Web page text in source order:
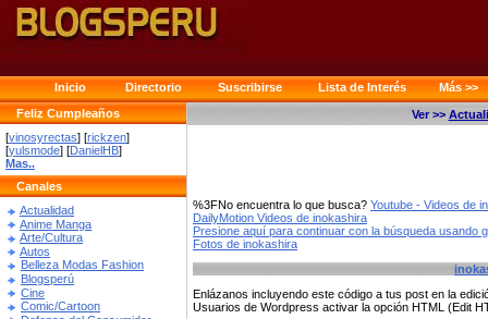
Inicio Directorio Suscribirse Lista de Interés
Más >>
Feliz Cumpleaños
[vinosyrectas] [rickzen]
[yulsmode] [DanielHB]
Mas..
Canales
Actualidad
Anime Manga
Arte/Cultura
Autos
Belleza Modas Fashion
Blogsperú
Cine
Comic/Cartoon
Ver >>
%3FNo encuentra lo que busca? Youtube - Videos de
DailyMotion Videos de inokashira
Presione aquí para continuar con la búsqueda usando
Fotos de inokashira
Enlázanos incluyendo este código a tus post en la
Usuarios de Wordpress activar la opción HTML (Edit